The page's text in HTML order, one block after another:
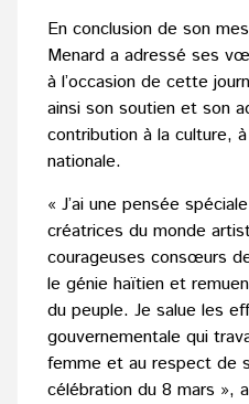
En conclusion de son
Menard a adressé ses
à l’occasion de cette
ainsi son soutien et son
contribution à la culture,
nationale.
« J’ai une pensée
créatrices du monde
courageuses consœurs
le génie haïtien et
du peuple. Je salue les
gouvernementale qui
femme et au respect de
célébration du 8 mars »,